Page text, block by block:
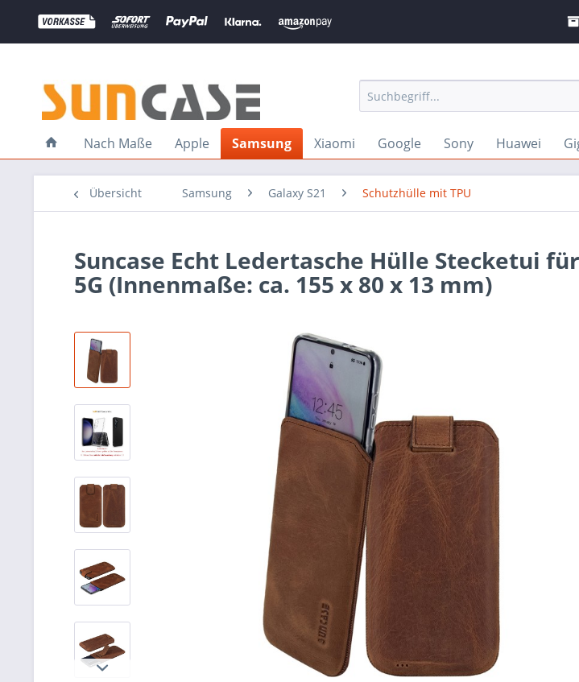
Nach Maße Apple Samsung Xiaomi Google Sony Huawei
Übersicht Samsung Galaxy S21 Schutzhülle mit TPU
Suncase Echt Ledertasche Hülle Stecketui
5G (Innenmaße: ca. 155 x 80 x 13 mm)